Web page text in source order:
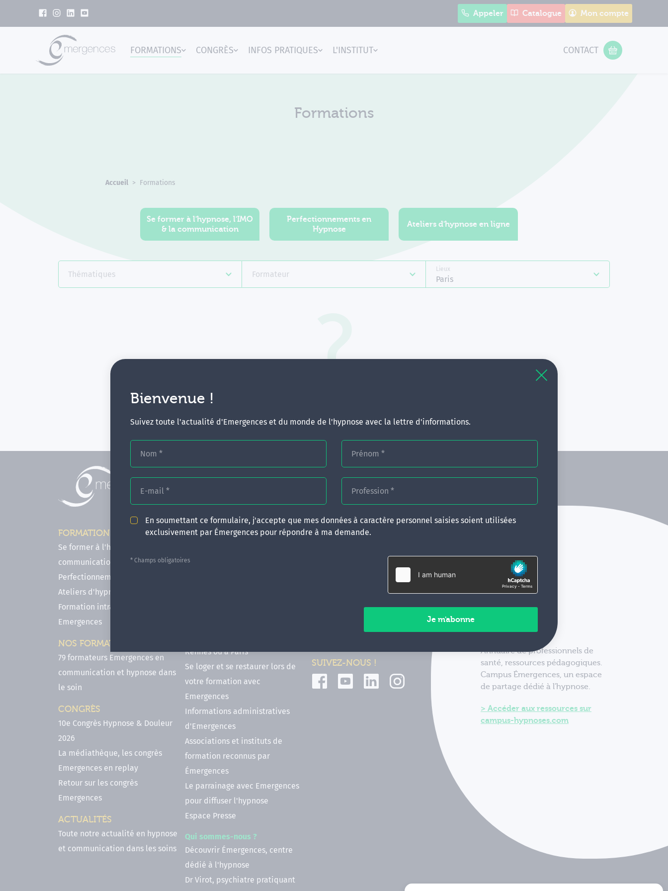
Bienvenue !
Suivez toute l'actualité d'Emergences et du monde de l'hypnose avec la lettre d'informations.
Nom * Prénom *
E-mail * Profession *
En soumettant ce formulaire, j'accepte que mes données à caractère personnel saisies soient utilisées
exclusivement par Émergences pour répondre à ma demande.
* Champs obligatoires
Appeler Catalogue Mon compte
Emergences
FORMATIONS CONGRÈS INFOS PRATIQUES L'INSTITUT CONTACT
VOTRE PANIER
Formations
Accueil Formations
Se former à l'hypnose, l'IMO
& la communication
Perfectionnements en
Hypnose
Ateliers d'hypnose en ligne
Thématiques Formateur
Lieux
Paris
Aucune formation ne correspond à
FORMATIONS
Se former à l'hypnose, l'IMO & la
communication
Perfectionnements en Hypnose
Ateliers d'hypnose en ligne
Formation intra-établissement
Emergences
NOS FORMATEURS
79 formateurs Emergences en
communication et hypnose dans
le soin
CONGRÈS
10e Congrès Hypnose & Douleur
2026
La médiathèque, les congrès
Emergences en replay
Retour sur les congrès
Emergences
ACTUALITÉS
Toute notre actualité en hypnose
et communication dans les soins
INFOS PRATIQUES
en hypnose (FIF PL, CPF, DPC)
Rennes ou à Paris
Se loger et se restaurer lors de
votre formation avec
Emergences
Informations administratives
d'Emergences
Associations et instituts de
formation reconnus par
Émergences
Le parrainage avec Emergences
pour diffuser l'hypnose
Espace Presse
Qui sommes-nous ?
Découvrir Émergences, centre
dédié à l'hypnose
Dr Virot, psychiatre pratiquant
CONTACT
SUIVEZ-NOUS !
Annuaire de professionnels de
santé, ressources pédagogiques.
Campus Émergences, un espace
de partage dédié à l'hypnose.
Accéder aux ressources sur
campus-hypnoses.com